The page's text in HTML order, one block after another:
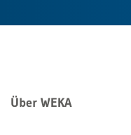
Über WEKA